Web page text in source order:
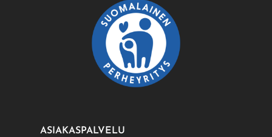
ASIAKASPALVELU